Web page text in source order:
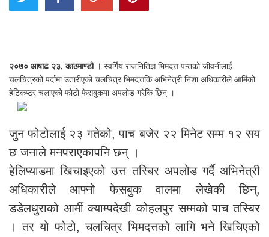
२०७० आषाढ २३, काठमाण्डौ । स्वर्गिय राजनितिज्ञ भिमदत्त पन्तको जीवनीलाई
चलचित्रको पर्दामा उतारीएको चलचित्र भिमदत्तकि अभिनेत्री निशा अधिकारीले आर्मिको
हेटिकप्टर चलाएको फोटो फेसबुकमा अपलोड गरेकि छिन् ।
जुन फोटोलाई २३ गतेको, पाच बजेर २२ मिनेट सम्म १२ सय
छ जनाले मनपराएकापनि छन् ।
हेलिप्याडमा खिचाइएको उत्त तस्बिर अपलोड गर्दै अभिनेत्री
अधिकारीले आफ्नो फेसबुक वालमा लेखेकी छिन्,
डडेलधुराको आर्मी क्याम्पदेखी कोहलपुर सम्मको पाच तस्बिर
। तर यो फोटो, चलचित्र भिमदत्तको लागि भने खिचिएको